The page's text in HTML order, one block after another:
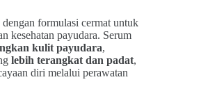
formulasi cermat untuk
kesehatan payudara. Serum
kulit payudara,
lebih terangkat dan padat,
diri melalui perawatan